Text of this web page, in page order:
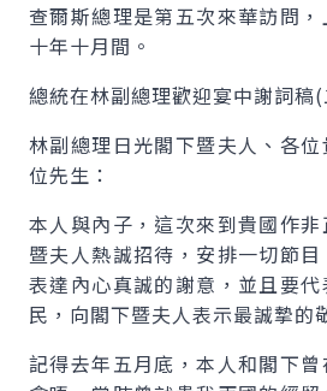
查爾斯總理是第五次來華訪問
十年十月間。
總統在林副總理歡迎宴中謝詞稿(
林副總理日光閣下暨夫人、各
位先生：
本人與內子，這次來到貴國作
暨夫人熱誠招待，安排一切節
表達內心真誠的謝意，並且要
民，向閣下暨夫人表示最誠摯的
記得去年五月底，本人和閣下